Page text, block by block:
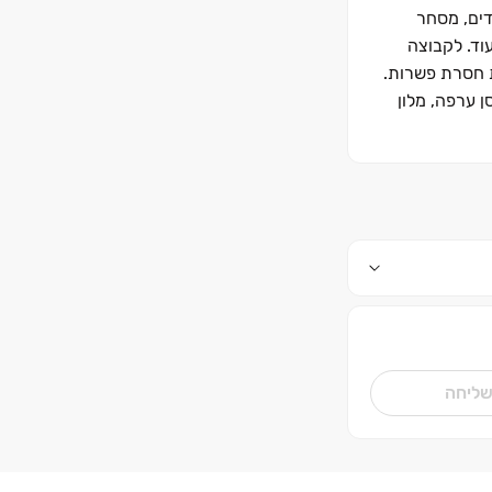
מסחר
לקבוצה
חסרת פשרות.
הרצל ,91 חזנוביץ ,10-12 שלמה ,44 נחלת בנימין ,96-98 מתחם חסן ערפה, מלון
שליחה